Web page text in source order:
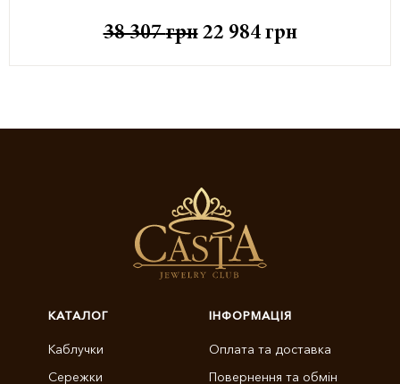
38 307грн 22 984 грн
КАТАЛОГ
Каблучки
Сережки
ІНФОРМАЦІЯ
Оплата та доставка
Повернення та обмін